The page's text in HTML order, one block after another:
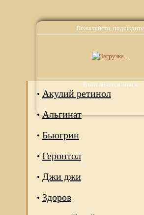
Пожалуйста, подождите
Выполняется поиск
Акулий ретинол
Альгинат
Бьюгрин
Геронтол
Джи джи
Здоров